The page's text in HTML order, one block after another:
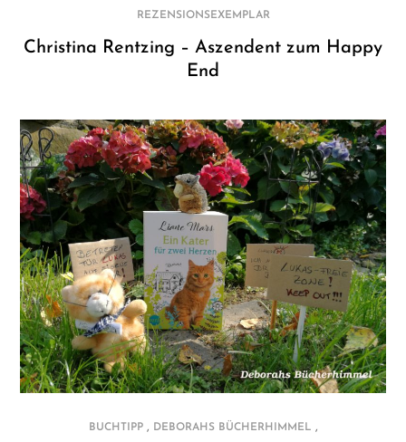
REZENSIONSEXEMPLAR
Christina Rentzing – Aszendent zum Happy
End
BUCHTIPP, DEBORAHS BÜCHERHIMMEL ,